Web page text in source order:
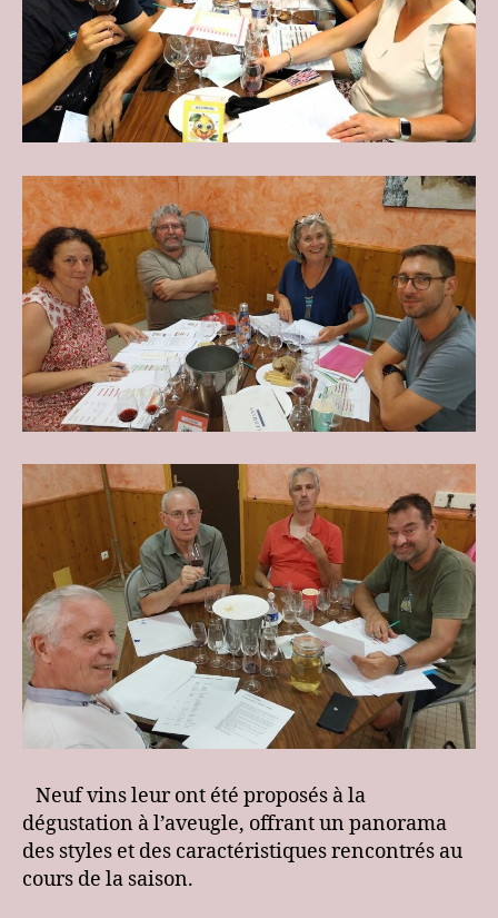
Neuf vins leur ont été proposés à la
dégustation à l’aveugle, offrant un panorama
des styles et des caractéristiques rencontrés au
cours de la saison.